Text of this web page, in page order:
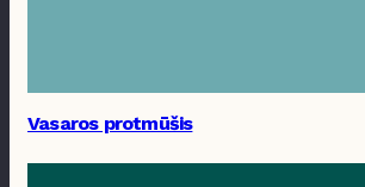
Vasaros protmūšis